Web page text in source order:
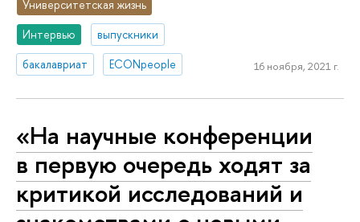
Университетская жизнь
Интервью
выпускники
бакалавриат
ECONpeople 16 ноября, 2021 г.
«На научные конференции
в первую очередь ходят за
критикой исследований и